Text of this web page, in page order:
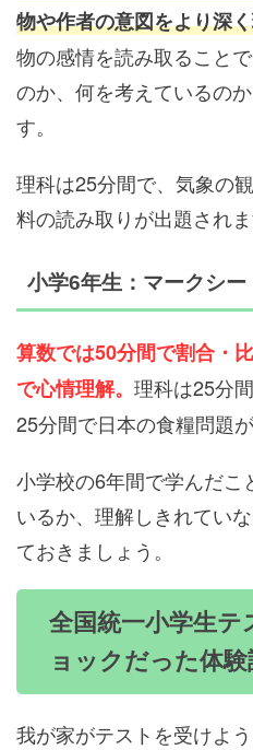
物や作者の意図をより深
物の感情を読み取ること
のか、何を考えているの
す。
理科は25分間で、気象の
料の読み取りが出題されま
小学6年生：マークシー
算数では50分間で割合・
で心情理解。 理科は25分
25分間で日本の食糧問題が
小学校の6年間で学んだこ
いるか、理解しきれてい
ておきましょう。
全国統一小学生
ョックだった体験
我が家がテストを受けよ